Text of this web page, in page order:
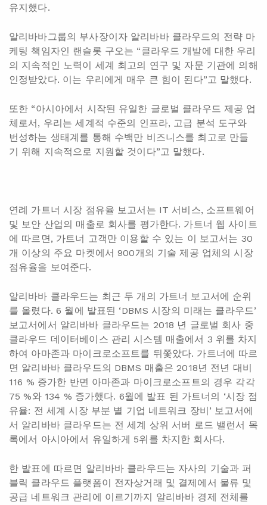
유지했다.
알리바바그룹의 부사장이자 알리바바 클라우드의 전략 마
케팅 책임자인 랜슬롯 구오는 “클라우드 개발에 대한 우리
의 지속적인 노력이 세계 최고의 연구 및 자문 기관에 의해
인정받았다. 이는 우리에게 매우 큰 힘이 된다”고 말했다.
또한 “아시아에서 시작된 유일한 글로벌 클라우드 제공 업
체로서, 우리는 세계적 수준의 인프라, 고급 분석 도구와
번성하는 생태계를 통해 수백만 비즈니스를 최고로 만들
기 위해 지속적으로 지원할 것이다”고 말했다.
연례 가트너 시장 점유율 보고서는 IT 서비스, 소프트웨어
및 보안 산업의 매출로 회사를 평가한다. 가트너 웹 사이트
에 따르면, 가트너 고객만 이용할 수 있는 이 보고서는 30
개 이상의 주요 마켓에서 900개의 기술 제공 업체의 시장
점유율을 보여준다.
알리바바 클라우드는 최근 두 개의 가트너 보고서에 순위
를 올렸다. 6 월에 발표된 ‘DBMS 시장의 미래는 클라우드’
보고서에서 알리바바 클라우드는 2018 년 글로벌 회사 중
클라우드 데이터베이스 관리 시스템 매출에서 3 위를 차지
하여 아마존과 마이크로소프트를 뒤쫓았다. 가트너에 따르
면 알리바바 클라우드의 DBMS 매출은 2018년 전년 대비
116 % 증가한 반면 아마존과 마이크로소프트의 경우 각각
75 %와 134 % 증가했다. 6월에 발표 된 가트너의 ‘시장 점
유율: 전 세계 시장 부분 별 기업 네트워크 장비’ 보고서에
서 알리바바 클라우드는 전 세계 상위 서버 로드 밸런서 목
록에서 아시아에서 유일하게 5위를 차지한 회사다.
한 발표에 따르면 알리바바 클라우드는 자사의 기술과 퍼
블릭 클라우드 플랫폼이 전자상거래 및 결제에서 물류 및
공급 네트워크 관리에 이르기까지 알리바바 경제 전체를